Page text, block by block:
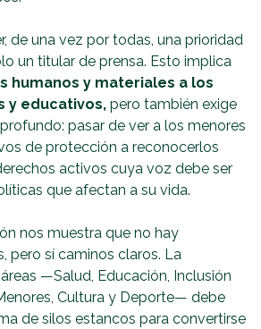
de una vez por todas, una prioridad
un titular de prensa. Esto implica
humanos y materiales a los
y educativos, pero también exige
pasar de ver a los menores
de protección a reconocerlos
activos cuya voz debe ser
que afectan a su vida.
nos muestra que no hay
pero sí caminos claros. La
—Salud, Educación, Inclusión
Cultura y Deporte— debe
de silos estancos para convertirse